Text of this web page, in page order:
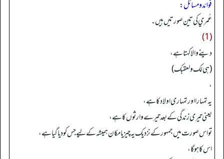
فوائد ومسائل:
عُمري کی تین صورتیں ہیں۔
(1)
دینے والا کہتا ہے،
(هي لك ولعقبك)
،
یہ تمہارا اور تمہاری اولاد کا ہے،
یعنی تیری زندگی کے بعد تیرے وارثوں کا ہے،
تو اس صورت میں جمہور کے نزدیک یہ چیز یا مکان ہمیشہ کے لیے جس کو دیا گیا ہے،
اس کا ہو گا،